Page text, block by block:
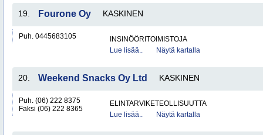
19. Fourone Oy KASKINEN
Puh. 0445683105
INSINÖÖRITOIMISTOJA
Lue lisää..
Näytä kartalla
20. Weekend Snacks Oy Ltd KASKINEN
Puh. (06) 222 8375
Faksi (06) 222 8365
ELINTARVIKETEOLLISUUTTA
Lue lisää..
Näytä kartalla